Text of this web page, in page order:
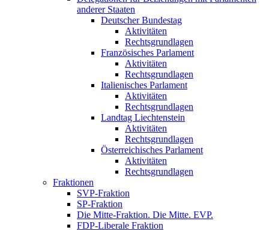
anderer Staaten
Deutscher Bundestag
Aktivitäten
Rechtsgrundlagen
Französisches Parlament
Aktivitäten
Rechtsgrundlagen
Italienisches Parlament
Aktivitäten
Rechtsgrundlagen
Landtag Liechtenstein
Aktivitäten
Rechtsgrundlagen
Österreichisches Parlament
Aktivitäten
Rechtsgrundlagen
Fraktionen
SVP-Fraktion
SP-Fraktion
Die Mitte-Fraktion. Die Mitte. EVP.
FDP-Liberale Fraktion